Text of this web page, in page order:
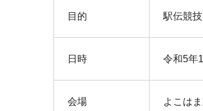
目的 駅伝競
日時 令和5年
会場 よこは